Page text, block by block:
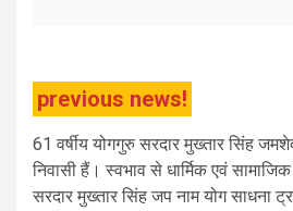
previous news!
61 वर्षीय योगगुरु सरदार मुख्तार सिंह
निवासी हैं। स्वभाव से धार्मिक एवं
सरदार मुख्तार सिंह जप नाम योग साधना